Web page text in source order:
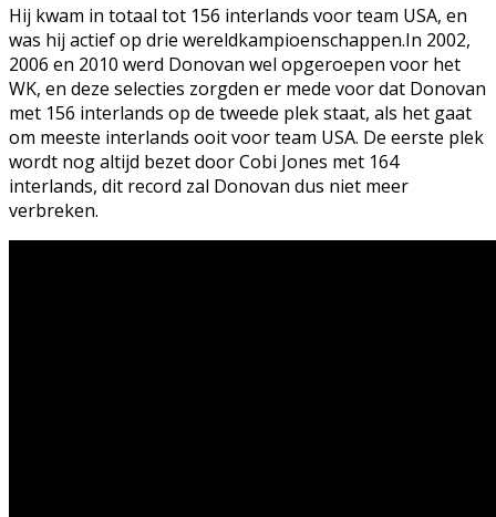
Hij kwam in totaal tot 156 interlands voor team USA, en
was hij actief op drie wereldkampioenschappen.In 2002,
2006 en 2010 werd Donovan wel opgeroepen voor het
WK, en deze selecties zorgden er mede voor dat Donovan
met 156 interlands op de tweede plek staat, als het gaat
om meeste interlands ooit voor team USA. De eerste plek
wordt nog altijd bezet door Cobi Jones met 164
interlands, dit record zal Donovan dus niet meer
verbreken.